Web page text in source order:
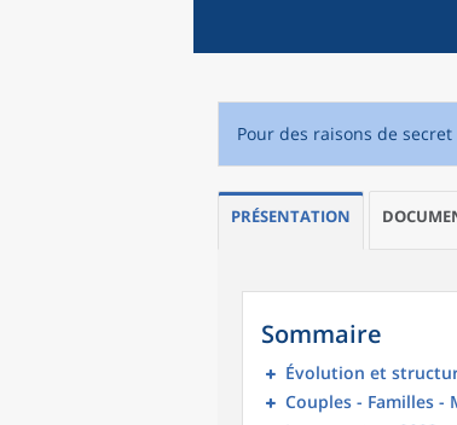
Pour des raisons de
PRÉSENTATION
Sommaire
Évolution et
Couples - Familles -